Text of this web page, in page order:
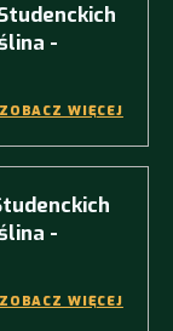
-
ZOBACZ WIĘCEJ
-
ZOBACZ WIĘCEJ